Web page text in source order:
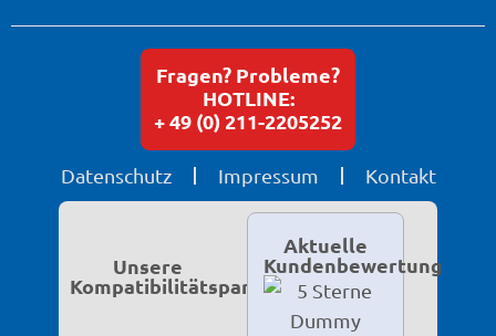
Datenschutz Impressum Kontakt
Fragen? Probleme?
HOTLINE:
+ 49 (0) 211-2205252
Unsere
Kompatibilitätspartner
Aktuelle
Kundenbewertung